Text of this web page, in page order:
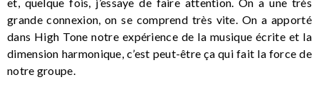
grande connexion, on se comprend très vite. On a apporté
dans High Tone notre expérience de la musique écrite et la
dimension harmonique, c’est peut-être ça qui fait la force de
notre groupe.